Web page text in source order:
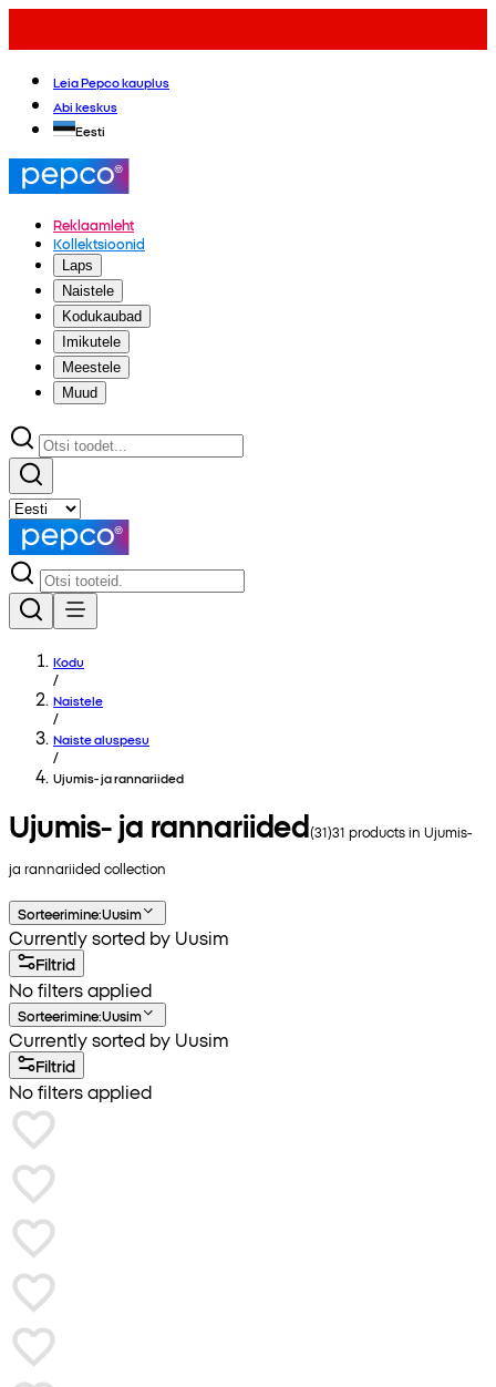
Leia Pepco kauplus
Abi keskus
Eesti
Reklaamleht
Kollektsioonid
Laps
Naistele
Kodukaubad
Imikutele
Meestele
Muud
Kodu
/
Naistele
/
Naiste aluspesu
/
Ujumis- ja rannariided
Ujumis- ja rannariided(31)31 products inUjumis-
ja rannariided collection
Sorteerimine:Uusim
Currently sorted by Uusim
Filtrid
No filters applied
Sorteerimine:Uusim
Currently sorted by Uusim
Filtrid
No filters applied